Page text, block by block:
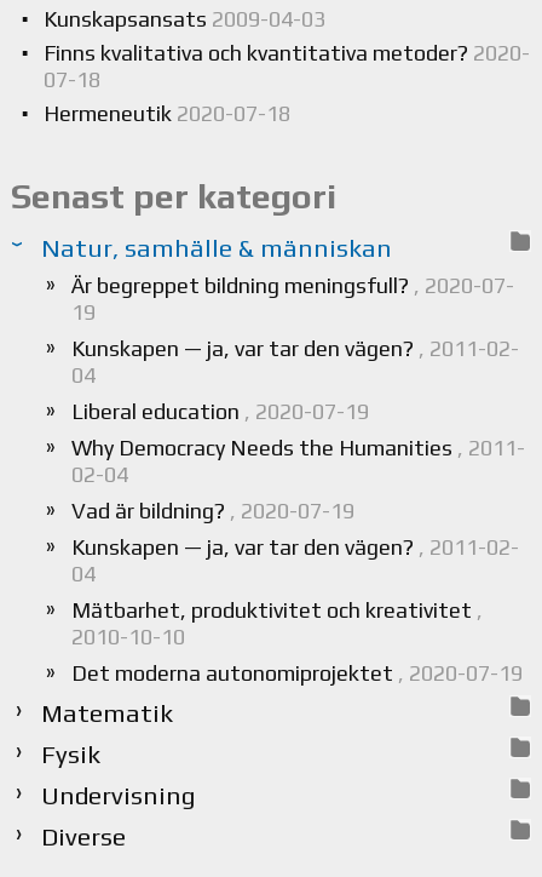
Kunskapsansats 2009-04-03
Finns kvalitativa och kvantitativa metoder? 2020-
07-18
Hermeneutik 2020-07-18
Senast per kategori
Natur, samhälle & människan
Är begreppet bildning meningsfull? , 2020-07-
19
Kunskapen — ja, var tar den vägen? , 2011-02-
04
Liberal education , 2020-07-19
Why Democracy Needs the Humanities , 2011-
02-04
Vad är bildning? , 2020-07-19
Kunskapen — ja, var tar den vägen? , 2011-02-
04
Mätbarhet, produktivitet och kreativitet ,
2010-10-10
Det moderna autonomiprojektet , 2020-07-19
Matematik
Fysik
Undervisning
Diverse